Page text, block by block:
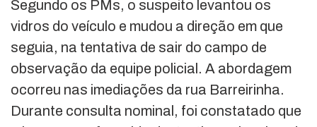
Segundo os PMs, o suspeito levantou os
vidros do veículo e mudou a direção em que
seguia, na tentativa de sair do campo de
observação da equipe policial. A abordagem
ocorreu nas imediações da rua Barreirinha.
Durante consulta nominal, foi constatado que